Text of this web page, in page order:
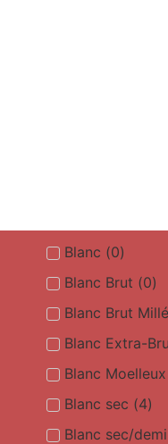
Blanc (0)
Blanc Brut (0)
Blanc Brut
Blanc Extra-
Blanc Moelleux
Blanc sec (4)
Blanc sec/